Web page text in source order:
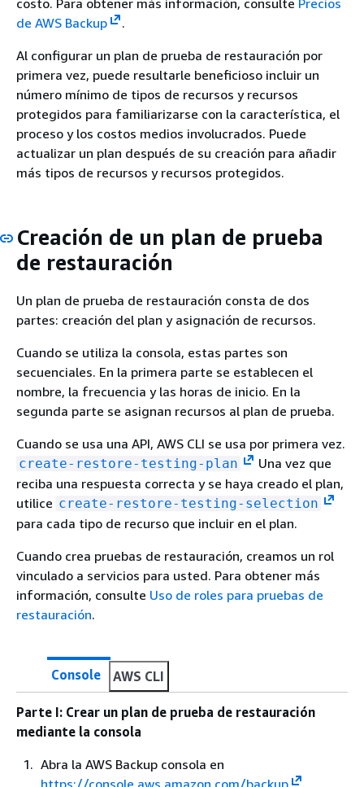
de AWS Backup
.
Al configurar un plan de prueba de restauración por
primera vez, puede resultarle beneficioso incluir un
número mínimo de tipos de recursos y recursos
protegidos para familiarizarse con la característica, el
proceso y los costos medios involucrados. Puede
actualizar un plan después de su creación para añadir
más tipos de recursos y recursos protegidos.
Creación de un plan de prueba
de restauración
Un plan de prueba de restauración consta de dos
partes: creación del plan y asignación de recursos.
Cuando se utiliza la consola, estas partes son
secuenciales. En la primera parte se establecen el
nombre, la frecuencia y las horas de inicio. En la
segunda parte se asignan recursos al plan de prueba.
Cuando se usa una API, AWS CLI se usa por primera vez.
create-restore-testing-plan
Una vez que
reciba una respuesta correcta y se haya creado el plan,
utilice create-restore-testing-selection
para cada tipo de recurso que incluir en el plan.
Cuando crea pruebas de restauración, creamos un rol
vinculado a servicios para usted. Para obtener más
información, consulte Uso de roles para pruebas de
restauración.
Console AWS CLI
Parte I: Crear un plan de prueba de restauración
mediante la consola
Abra la AWS Backup consola en
https://console.aws.amazon.com/backup